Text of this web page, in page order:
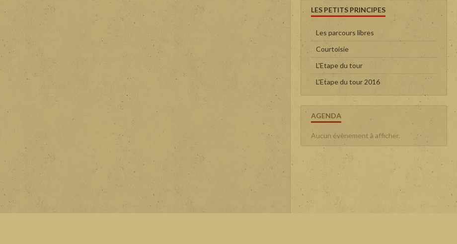
LES PETITS PRINCIPES
Les parcours libres
Courtoisie
L'Etape du tour
L'Etape du tour 2016
AGENDA
Aucun évènement à afficher.